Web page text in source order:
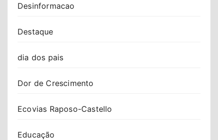
Desinformacao
Destaque
dia dos pais
Dor de Crescimento
Ecovias Raposo-Castello
Educação